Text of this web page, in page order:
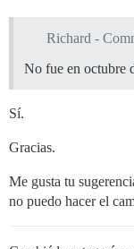
Richard -
No fue en octubre
Sí.
Gracias.
Me gusta tu
no puedo hacer el